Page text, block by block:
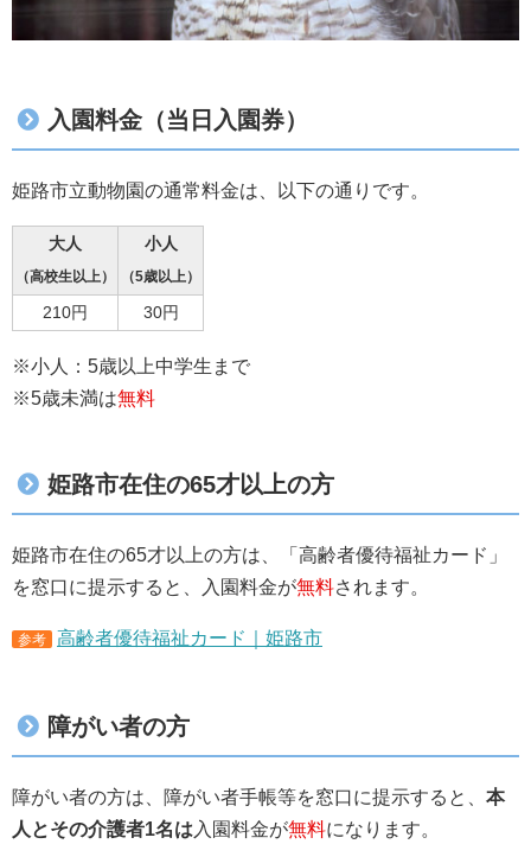
入園料金（当日入園券）
姫路市立動物園の通常料金は、以下の通りです。
大人
（高校生以上）
小人
（5歳以上）
210円 30円
※小人：5歳以上中学生まで
※5歳未満は無料
姫路市在住の65才以上の方
姫路市在住の65才以上の方は、「高齢者優待福祉カード」
を窓口に提示すると、入園料金が無料されます。
参考 高齢者優待福祉カード｜姫路市
障がい者の方
障がい者の方は、障がい者手帳等を窓口に提示すると、 本
人とその介護者1名は 入園料金が無料になります。